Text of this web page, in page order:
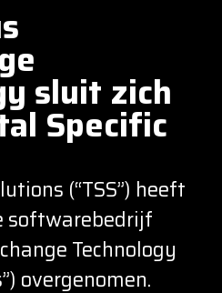
sluit zich
Specific
(“TSS”) heeft
softwarebedrijf
Technology
overgenomen.